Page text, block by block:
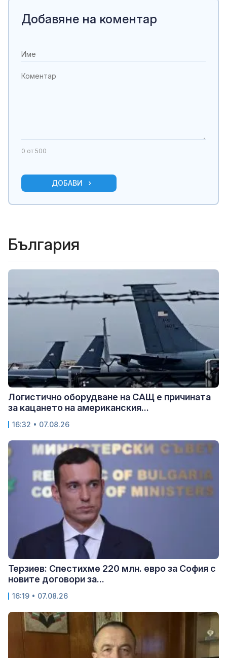
Добавяне на коментар
0 от 500
ДОБАВИ
България
Логистично оборудване на САЩ е причината
за кацането на американския...
16:32 • 07.08.26
Терзиев: Спестихме 220 млн. евро за София с
новите договори за...
16:19 • 07.08.26